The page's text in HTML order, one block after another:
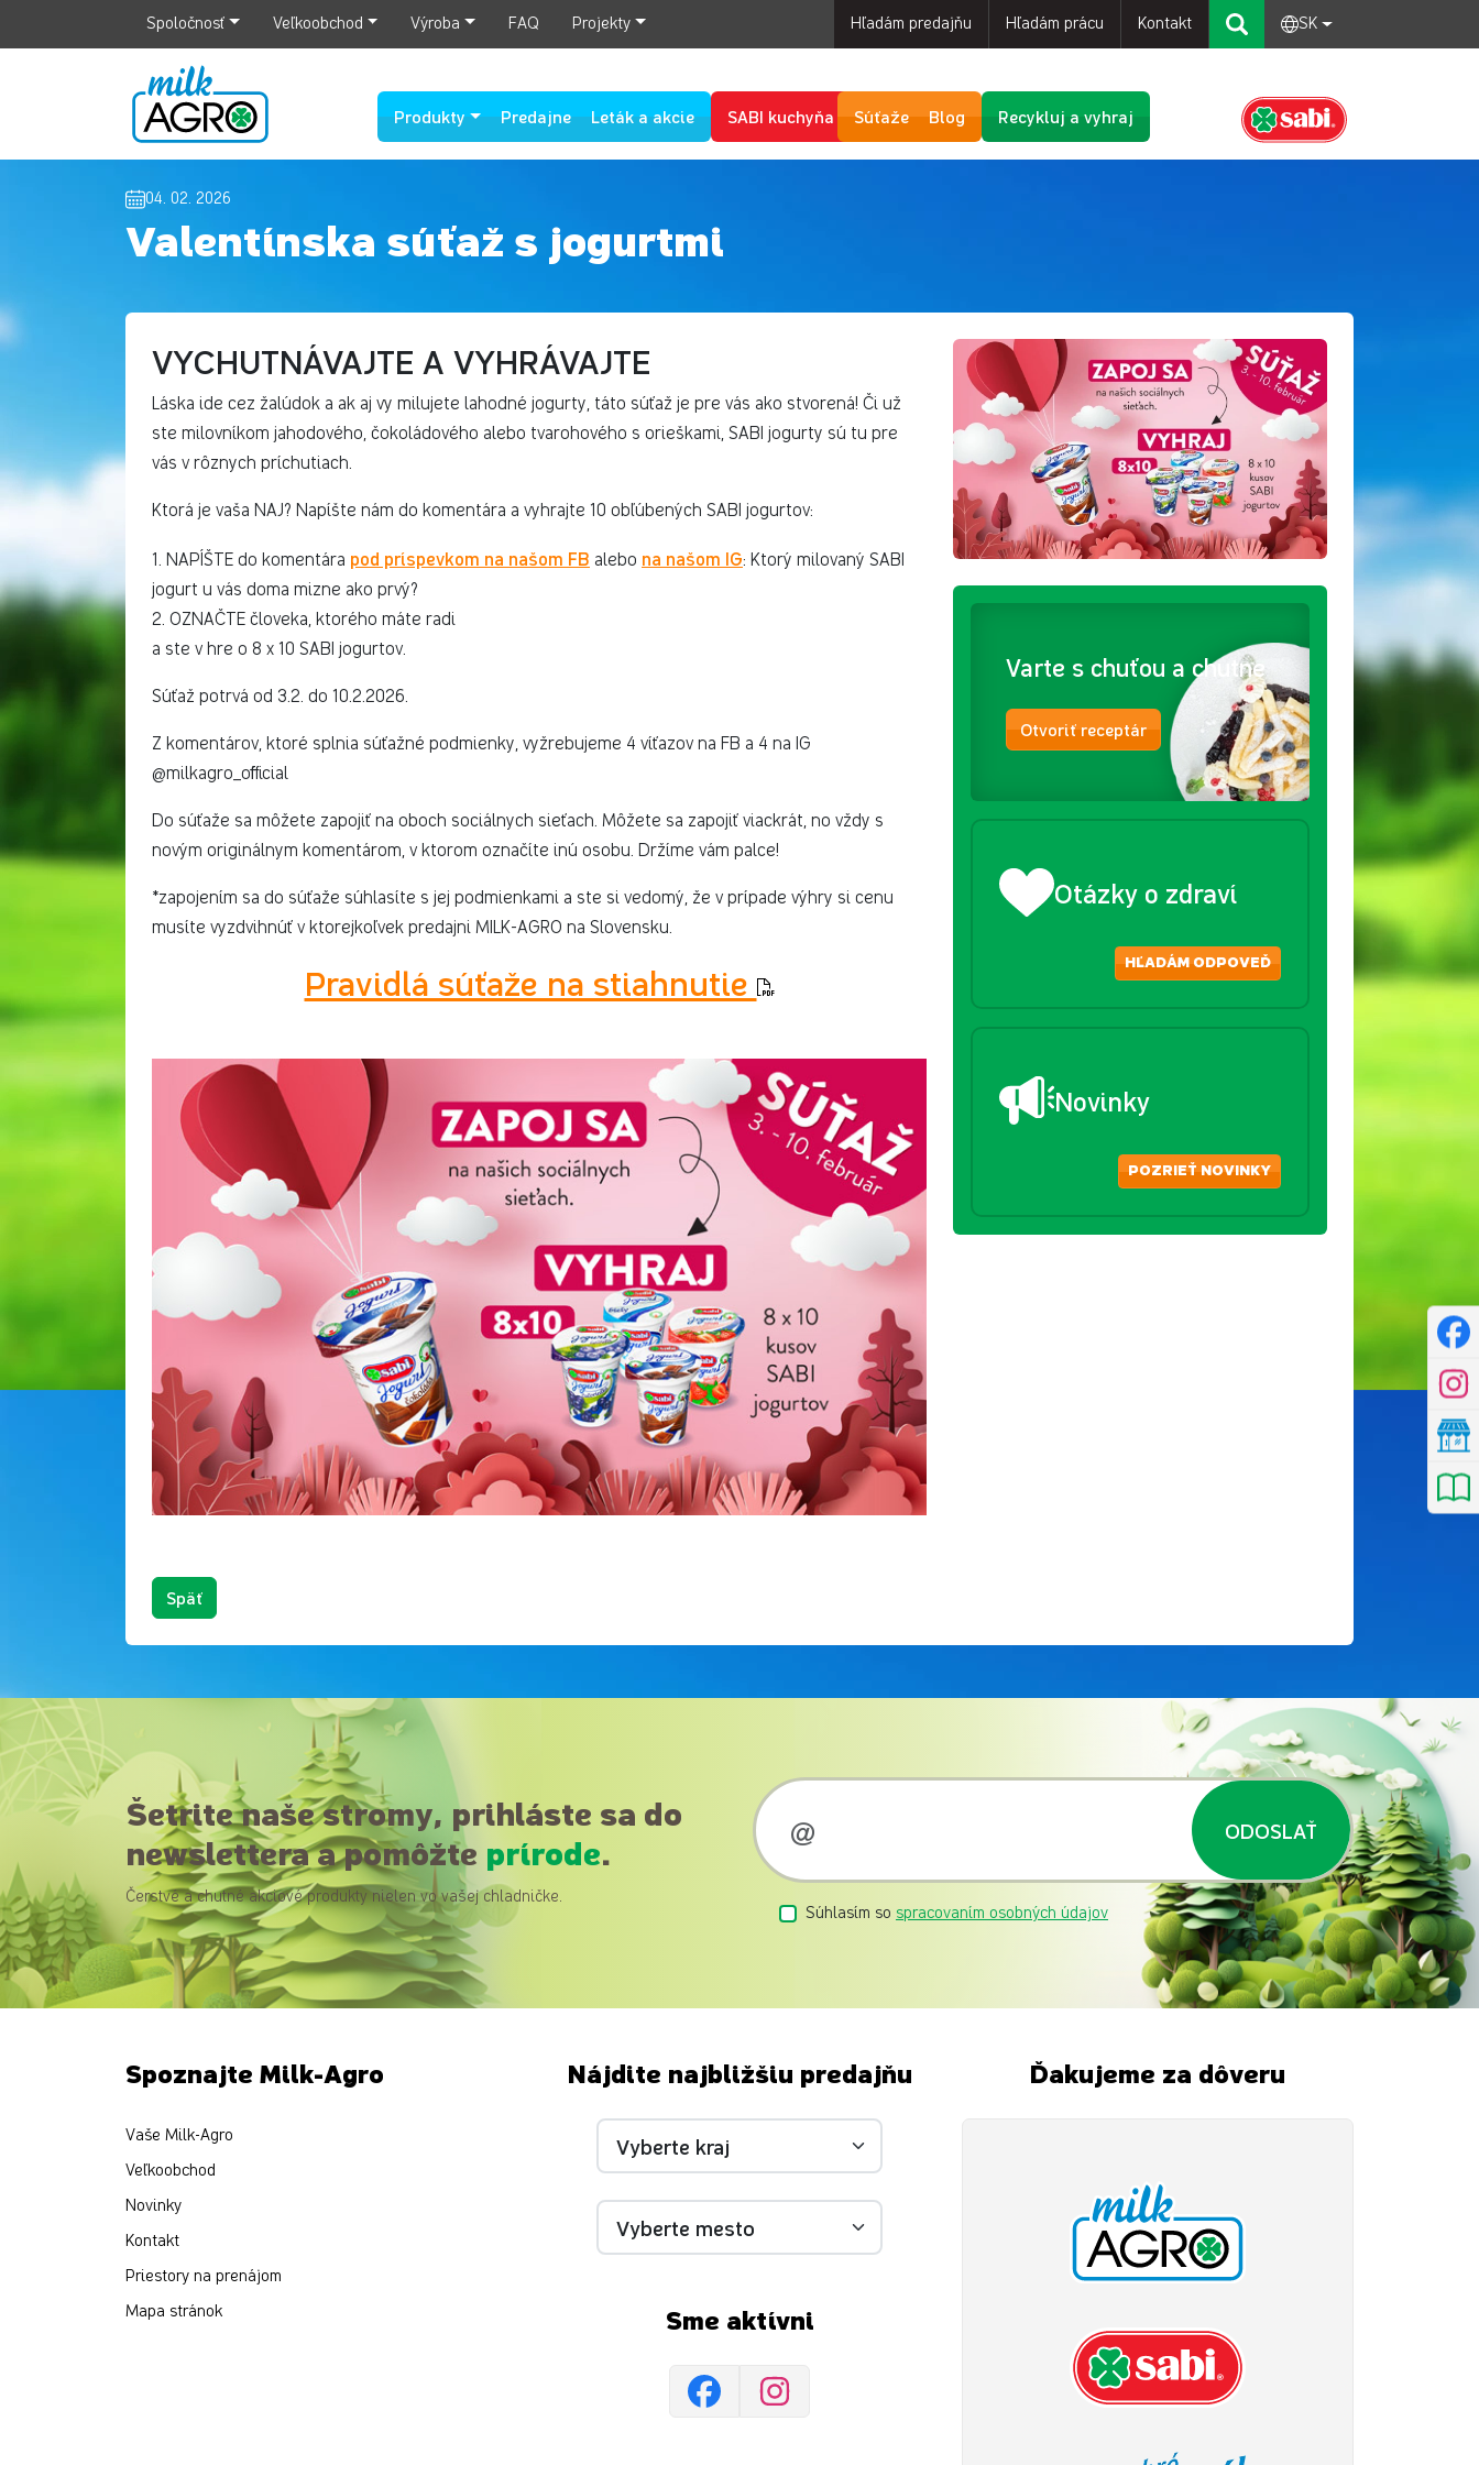
Spoločnosť Veľkoobchod Výroba FAQ Projekty Hľadám predajňu Hľadám prácu Kontakt SK
Produkty Predajne Leták a akcie SABI kuchyňa Súťaže Blog Recykluj a vyhraj
04. 02. 2026
Valentínska súťaž s jogurtmi
VYCHUTNÁVAJTE A VYHRÁVAJTE
Láska ide cez žalúdok a ak aj vy milujete lahodné jogurty, táto súťaž je pre vás ako stvorená! Či už
ste milovníkom jahodového, čokoládového alebo tvarohového s orieškami, SABI jogurty sú tu pre
vás v rôznych príchutiach.
Ktorá je vaša NAJ? Napíšte nám do komentára a vyhrajte 10 obľúbených SABI jogurtov:
1. NAPÍŠTE do komentára pod príspevkom na našom FB alebo na našom IG: Ktorý milovaný SABI
jogurt u vás doma mizne ako prvý?
2. OZNAČTE človeka, ktorého máte radi
a ste v hre o 8 x 10 SABI jogurtov.
Súťaž potrvá od 3.2. do 10.2.2026.
Z komentárov, ktoré splnia súťažné podmienky, vyžrebujeme 4 víťazov na FB a 4 na IG
@milkagro_official
Do súťaže sa môžete zapojiť na oboch sociálnych sieťach. Môžete sa zapojiť viackrát, no vždy s
novým originálnym komentárom, v ktorom označíte inú osobu. Držíme vám palce!
*zapojením sa do súťaže súhlasíte s jej podmienkami a ste si vedomý, že v prípade výhry si cenu
musíte vyzdvihnúť v ktorejkoľvek predajni MILK-AGRO na Slovensku.
Pravidlá súťaže na stiahnutie
Varte s chuťou a chutne
Otvoriť receptár
Otázky o zdraví
HĽADÁM ODPOVEĎ
Novinky
POZRIEŤ NOVINKY
Späť
Šetrite naše stromy, prihláste sa do
newslettera a pomôžte prírode.
Čerstvé a chutné akciové produkty nielen vo vašej chladničke.
ODOSLAŤ
Súhlasím so spracovaním osobných údajov
Spoznajte Milk-Agro
Vaše Milk-Agro
Veľkoobchod
Novinky
Kontakt
Priestory na prenájom
Mapa stránok
Nájdite najbližšiu predajňu
Sme aktívni
Ďakujeme za dôveru